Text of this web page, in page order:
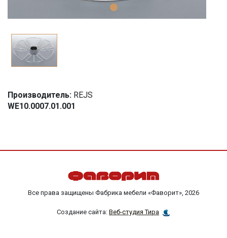
Производитель: REJS
WE10.0007.01.001
Все права защищены Фабрика мебели «Фаворит», 2026
Создание сайта: Веб-студия Тира